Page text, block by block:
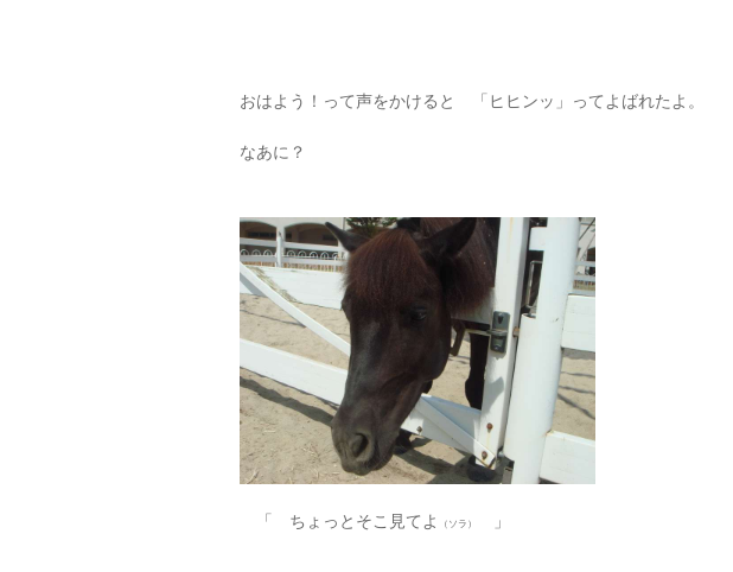
おはよう！って声をかけると 「ヒヒンッ」ってよばれたよ。
なあに？
「 ちょっとそこ見てよ （ソラ） 」